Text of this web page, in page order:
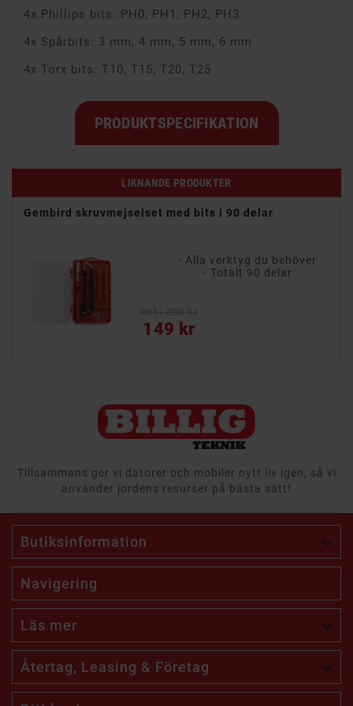
4x Phillips bits: PH0, PH1, PH2, PH3
4x Spårbits: 3 mm, 4 mm, 5 mm, 6 mm
4x Torx bits: T10, T15, T20, T25
PRODUKTSPECIFIKATION
LIKNANDE PRODUKTER
Gembird skruvmejselset med bits i 90 delar
- Alla verktyg du behöver
- Totalt 90 delar
149 kr
Pris
Tillsammans ger vi datorer och mobiler nytt liv igen, så vi
använder jordens resurser på bästa sätt!
Butiksinformation 
Navigering
Läs mer 
Återtag, Leasing & Företag 